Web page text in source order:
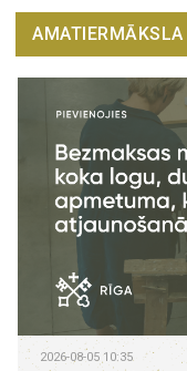
AMATIERMĀKSLA
2026-08-05 10:35